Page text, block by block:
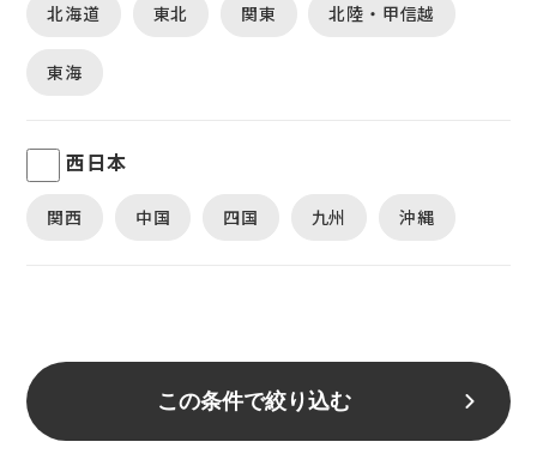
北海道 東北 関東 北陸・甲信越
東海
西日本
関西 中国 四国 九州 沖縄
この条件で絞り込む